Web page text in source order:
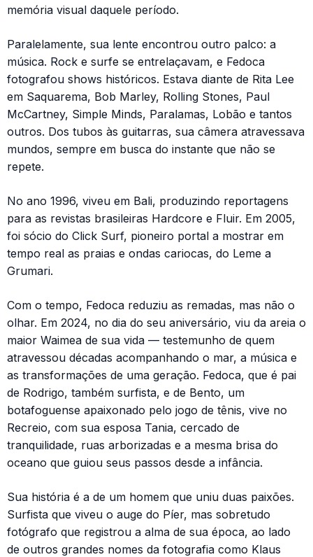
memória visual daquele período.
Paralelamente, sua lente encontrou outro palco: a
música. Rock e surfe se entrelaçavam, e Fedoca
fotografou shows históricos. Estava diante de Rita Lee
em Saquarema, Bob Marley, Rolling Stones, Paul
McCartney, Simple Minds, Paralamas, Lobão e tantos
outros. Dos tubos às guitarras, sua câmera atravessava
mundos, sempre em busca do instante que não se
repete.
No ano 1996, viveu em Bali, produzindo reportagens
para as revistas brasileiras Hardcore e Fluir. Em 2005,
foi sócio do Click Surf, pioneiro portal a mostrar em
tempo real as praias e ondas cariocas, do Leme a
Grumari.
Com o tempo, Fedoca reduziu as remadas, mas não o
olhar. Em 2024, no dia do seu aniversário, viu da areia o
maior Waimea de sua vida — testemunho de quem
atravessou décadas acompanhando o mar, a música e
as transformações de uma geração. Fedoca, que é pai
de Rodrigo, também surfista, e de Bento, um
botafoguense apaixonado pelo jogo de tênis, vive no
Recreio, com sua esposa Tania, cercado de
tranquilidade, ruas arborizadas e a mesma brisa do
oceano que guiou seus passos desde a infância.
Sua história é a de um homem que uniu duas paixões.
Surfista que viveu o auge do Píer, mas sobretudo
fotógrafo que registrou a alma de sua época, ao lado
de outros grandes nomes da fotografia como Klaus